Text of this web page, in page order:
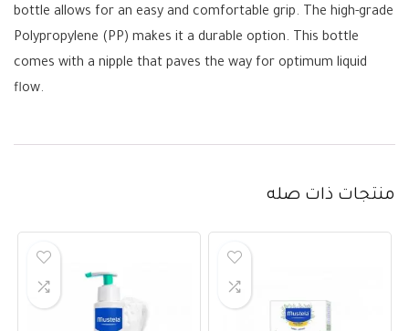
bottle allows for an easy and comfortable grip. The high-grade
Polypropylene (PP) makes it a durable option. This bottle
comes with a nipple that paves the way for optimum liquid
flow.
منتجات ذات صله